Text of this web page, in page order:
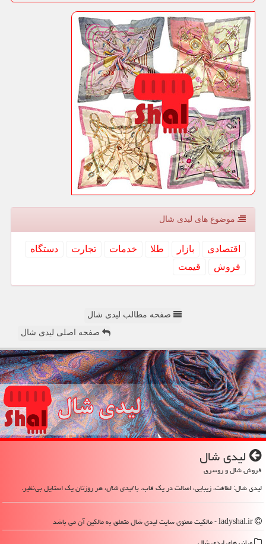
موضوع های لیدی شال
اقتصادی بازار طلا خدمات تجارت
دستگاه
فروش
قیمت
صفحه مطالب لیدی شال
صفحه اصلی لیدی شال
لیدی شال
فروش شال و روسری
لیدی شال: لطافت، زیبایی، اصالت در یک قاب. بالیدی شال، هر روزتان یک استایل بی‌نظیر.